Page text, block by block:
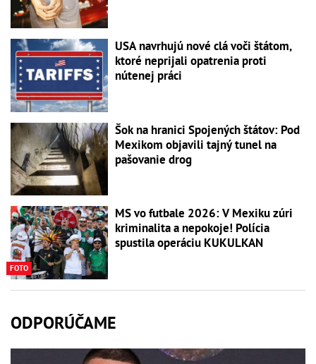
USA navrhujú nové clá voči štátom,
ktoré neprijali opatrenia proti
nútenej práci
Šok na hranici Spojených štátov: Pod
Mexikom objavili tajný tunel na
pašovanie drog
FOTO
MS vo futbale 2026: V Mexiku zúri
kriminalita a nepokoje! Polícia
spustila operáciu KUKULKAN
ODPORÚČAME